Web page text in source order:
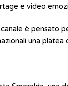
e video
è pensato
una